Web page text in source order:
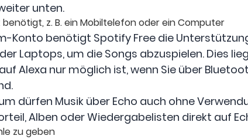
unten.
z. B. ein Mobiltelefon oder ein Computer
Konto benötigt Spotify Free die
Laptops, um die Songs abzuspielen. Dies
Alexa nur möglich ist, wenn Sie über
dürfen Musik über Echo auch ohne
Alben oder Wiedergabelisten direkt auf
zu geben